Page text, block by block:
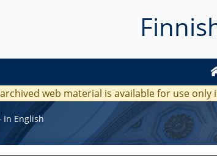
web material is available for use
In English